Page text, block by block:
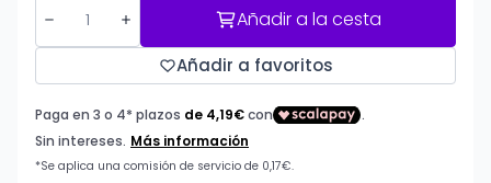
Añadir a la cesta
Añadir a favoritos